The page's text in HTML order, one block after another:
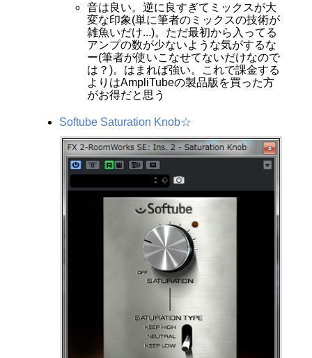
音は良い。逆に良すぎてミックスが大
変な印象(単に筆者のミックスの技術が
雑魚いだけ...)。ただ最初から入ってる
アンプの数が少ないような気がするな
ー(筆者が使いこなせてないだけなので
は？)。はまれば強い。これで課金する
よりはAmpliTubeの製品版を買った方
がお得だと思う
Softube Saturation Knob☆